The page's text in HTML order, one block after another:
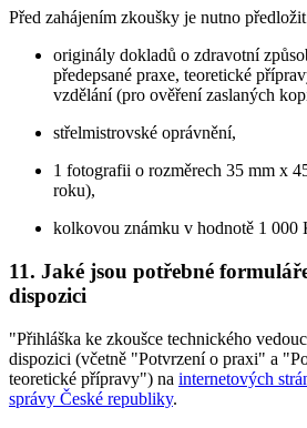
Před zahájením zkoušky je nutno
originály dokladů o zdravotní
předepsané praxe, teoretické
vzdělání (pro ověření zaslaných
střelmistrovské oprávnění,
1 fotografii o rozměrech 35 mm x
roku),
kolkovou známku v hodnotě 1 000
11. Jaké jsou potřebné
dispozici
"Přihláška ke zkoušce technického
dispozici (včetně "Potvrzení o praxi" a
teoretické přípravy") na internetových
správy České republiky.